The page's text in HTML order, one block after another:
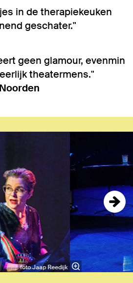
in de therapiekeuken
geschater."
geen glamour, evenmin
theatermens."
foto Jaap Reedijk